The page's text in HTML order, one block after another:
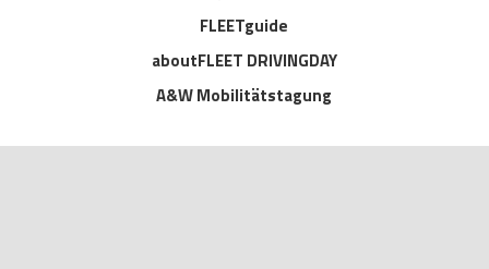
FLEETguide
aboutFLEET DRIVINGDAY
A&W Mobilitätstagung